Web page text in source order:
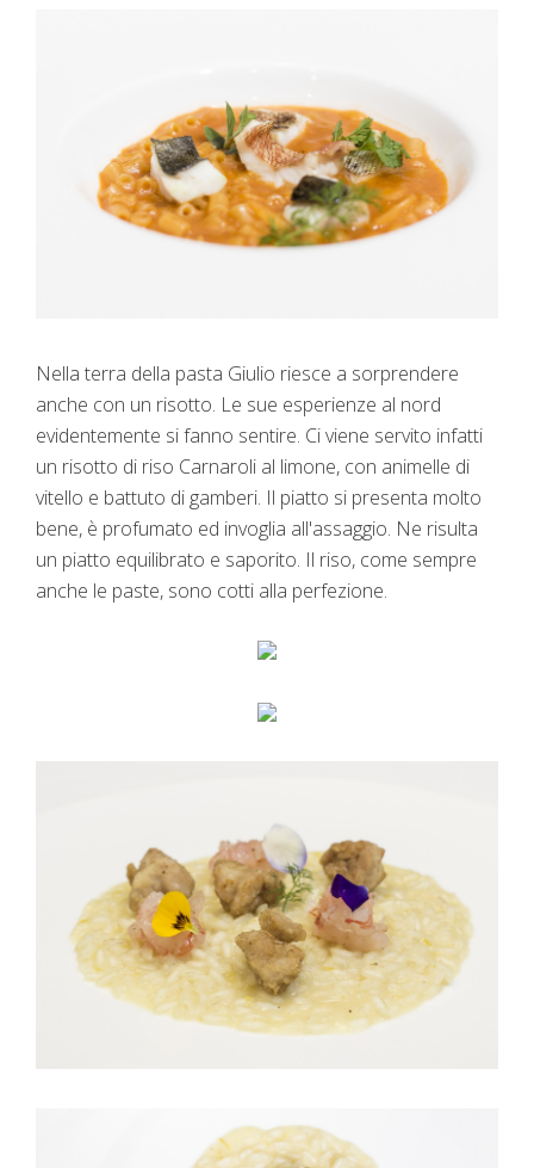
Nella terra della pasta Giulio riesce a sorprendere
anche con un risotto. Le sue esperienze al nord
evidentemente si fanno sentire. Ci viene servito infatti
un risotto di riso Carnaroli al limone, con animelle di
vitello e battuto di gamberi. Il piatto si presenta molto
bene, è profumato ed invoglia all'assaggio. Ne risulta
un piatto equilibrato e saporito. Il riso, come sempre
anche le paste, sono cotti alla perfezione.